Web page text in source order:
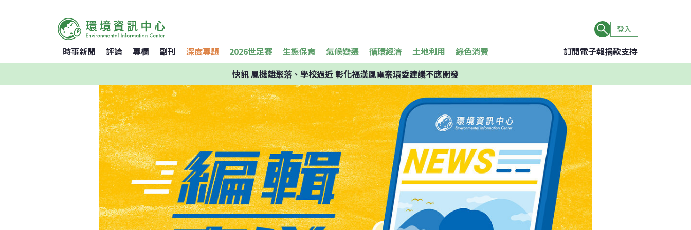
登入
時事新聞 評論 專欄 副刊 深度專題 2026世足賽 生態保育 氣候變遷 循環經濟 土地利用 綠色消費 訂閱電子報捐款支持
快訊風機離聚落、學校過近 彰化福漢風電案環委建議不應開發